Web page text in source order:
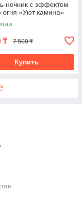
ночник с эффектом
огня «Уют камина»
₸ 7 500 ₸
Купить